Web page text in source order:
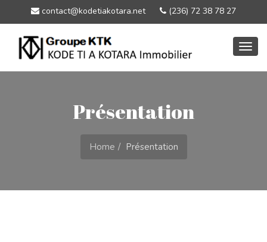
contact@kodetiakotara.net (236) 72 38 78 27
Présentation
Home Présentation